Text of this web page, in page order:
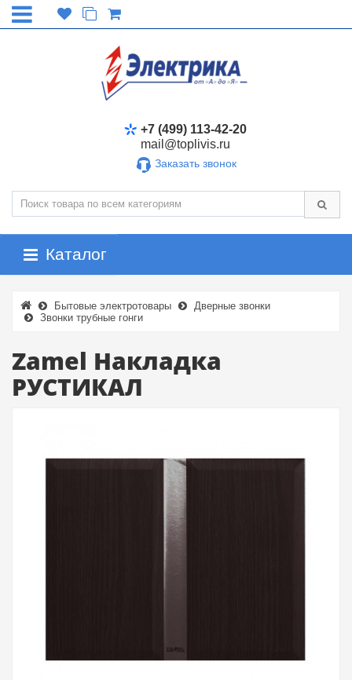
+7 (499) 113-42-20
mail@toplivis.ru
Заказать звонок
Каталог
Бытовые электротовары
Дверные звонки
Звонки трубные гонги
Zamel Накладка
РУСТИКАЛ